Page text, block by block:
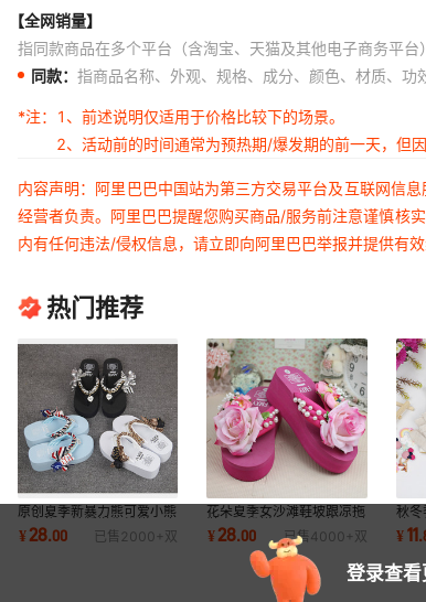
【全网销量】
指同款商品在多个平台（含淘宝、天猫及其他电子商务平台
同款： 指商品名称、外观、规格、成分、颜色、材质、功
*注：
1、前述说明仅适用于价格比较下的场景。
2、活动前的时间通常为预热期/爆发期的前一天，但
内容声明：阿里巴巴中国站为第三方交易平台及互联网信
经营者负责。阿里巴巴提醒您购买商品/服务前注意谨慎核
内有任何违法/侵权信息，请立即向阿里巴巴举报并提供有效
热门推荐
原创夏季新暴力熊可爱小熊
人字拖女韩版学生松糕厚底
凉拖鞋女沙滩
¥28.00 已售 2000+ 双
花朵夏季女沙滩鞋坡跟凉拖
鞋高跟松糕厚底人字拖原创
手工花朵DIY
¥28.00 已售 4000+ 双
秋冬
款
写字
¥11.
登录查